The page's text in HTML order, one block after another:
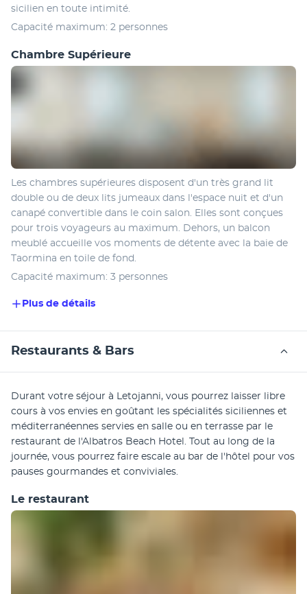
sicilien en toute intimité.
Capacité maximum: 2 personnes
Chambre Supérieure
Les chambres supérieures disposent d'un très grand lit
double ou de deux lits jumeaux dans l'espace nuit et d'un
canapé convertible dans le coin salon. Elles sont conçues
pour trois voyageurs au maximum. Dehors, un balcon
meublé accueille vos moments de détente avec la baie de
Taormina en toile de fond.
Capacité maximum: 3 personnes
Plus de détails
Restaurants & Bars
Durant votre séjour à Letojanni, vous pourrez laisser libre
cours à vos envies en goûtant les spécialités siciliennes et
méditerranéennes servies en salle ou en terrasse par le
restaurant de l'Albatros Beach Hotel. Tout au long de la
journée, vous pourrez faire escale au bar de l'hôtel pour vos
pauses gourmandes et conviviales.
Le restaurant